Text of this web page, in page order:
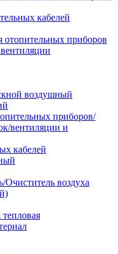
кабелей
отопительных приборов
воздушный
приборов/
вентиляции и
кабелей
воздуха